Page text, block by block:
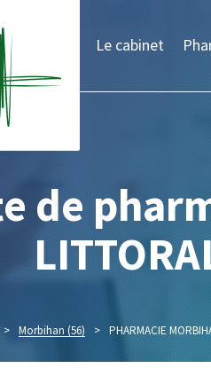
Le cabinet
de
> Morbihan (56) > PHARMACIE